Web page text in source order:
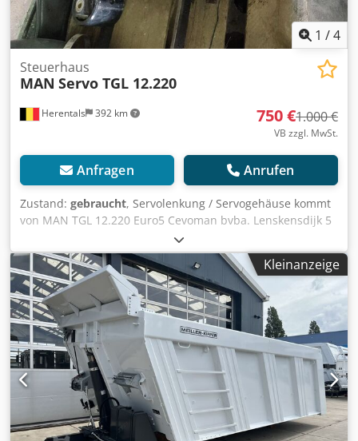
1 /4
Herentals 392 km
Steuerhaus
MAN Servo TGL 12.220
750 €1.000 €
VB zzgl. MwSt.
Anfragen Anrufen
Zustand: gebraucht, Servolenkung / Servogehäuse kommt
von MAN TGL 12.220 Euro5 Cevoman bvba. Lenskensdijk 5
2200 Herentals Dcedpfjy R Nt Ijx Aclsk Belgien
Kleinanzeige